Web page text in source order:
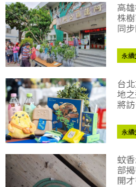
高
株
同
永
台
地
將
永
蚊
部
開